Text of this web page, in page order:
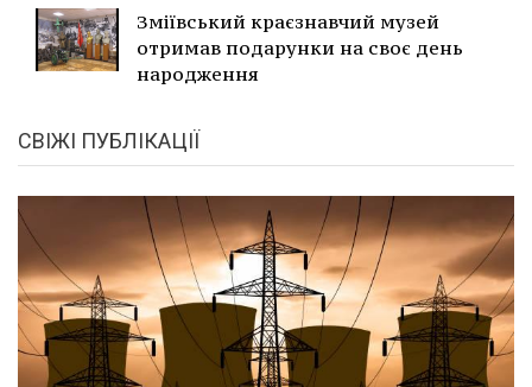
Зміївський краєзнавчий музей
отримав подарунки на своє день
народження
СВІЖІ ПУБЛІКАЦІЇ